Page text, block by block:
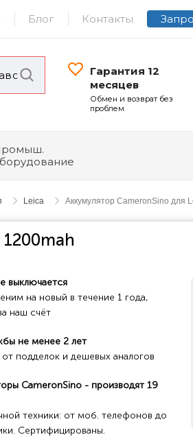
Блог Контакты
Гарантия 12
месяцев
Обмен и возврат без
проблем
Leica Аккумулятор CameronSino для
выключается
на новый в течение 1 года,
наш счёт
не менее 2 лет
от подделок и дешевых аналогов
CameronSino - производят 19
техники: от моб. телефонов до
Сертифицированы.